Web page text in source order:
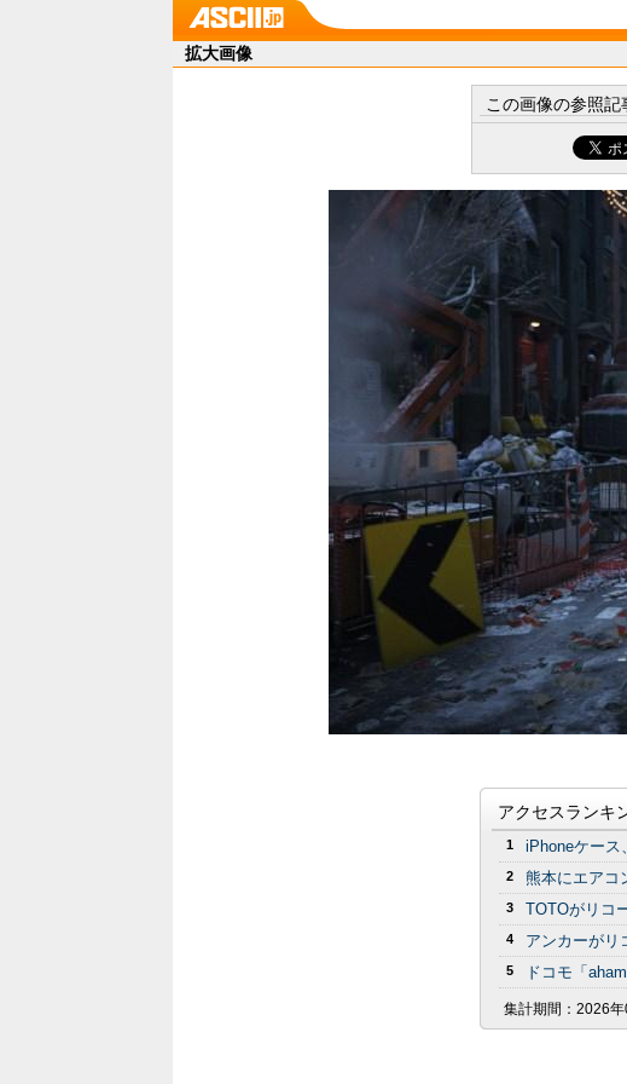
拡大画像
この画像の参照記
アクセスランキ
1 iPhoneケース
2 熊本にエアコ
3 TOTOがリコ
4 アンカーがリ
5 ドコモ「
集計期間： 2026年